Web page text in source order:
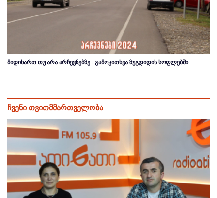
მიდიხართ თუ არა არჩევნებზე - გამოკითხვა ზუგდიდის სოფლებში
ჩვენი თვითმმართველობა